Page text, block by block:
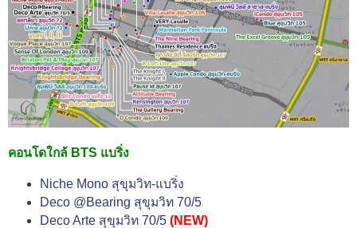
คอนโดใกล้ BTS แบริ่ง
Niche Mono สุขุมวิท-แบริ่ง
Deco @Bearing สุขุมวิท 70/5
Deco Arte สุขุมวิท 70/5 (NEW)